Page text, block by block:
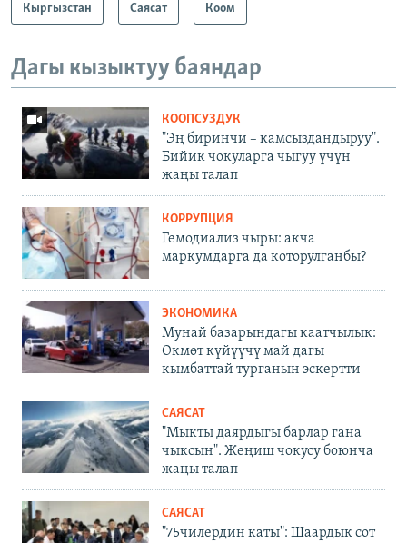
Кыргызстан Саясат Коом
Дагы кызыктуу баяндар
КООПСУЗДУК
"Эң биринчи – камсыздандыруу".
Бийик чокуларга чыгуу үчүн
жаңы талап
КОРРУПЦИЯ
Гемодиализ чыры: акча
маркумдарга да которулганбы?
ЭКОНОМИКА
Мунай базарындагы каатчылык:
Өкмөт күйүүчү май дагы
кымбаттай турганын эскертти
САЯСАТ
"Мыкты даярдыгы барлар гана
чыксын". Жеңиш чокусу боюнча
жаңы талап
САЯСАТ
"75чилердин каты": Шаардык сот